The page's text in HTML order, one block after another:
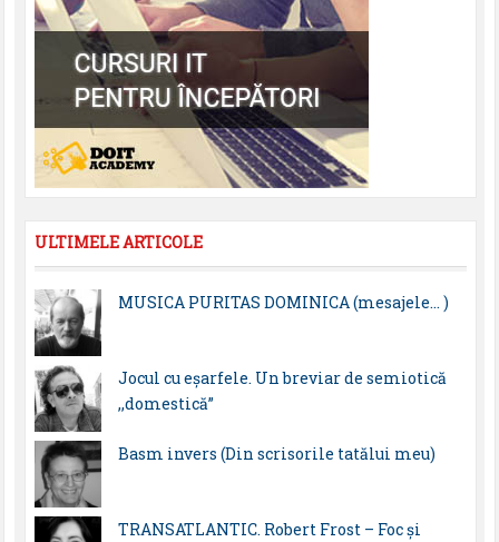
ULTIMELE ARTICOLE
MUSICA PURITAS DOMINICA (mesajele… )
Jocul cu eșarfele. Un breviar de semiotică
,,domestică”
Basm invers (Din scrisorile tatălui meu)
TRANSATLANTIC. Robert Frost – Foc și